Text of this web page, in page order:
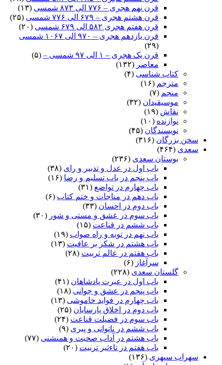
قرن نهم هجری – ۷۷۶ الی ۸۷۳ شمسی
(۱۳)
قرن هشتم هجری – ۶۷۹ الی ۷۷۶ شمسی
(۲۵)
قرن هفتم هجری ۵۸۲ الی ۶۷۹ شمسی
(۲۰)
قرن یازدهم هجری – ۹۷۰ الی ۱۰۶۷ شمسی
(۲۹)
قرن یک هجری – ۱ الی ۹۷ شمسی –
(۵)
معاصر (۱۳۲)
کتاب شناسی (۴)
مترجم (۱۶)
منجم (۷)
موسیقیدان (۳۲)
نقاش (۱۹)
نوازنده (۱۰)
نویسندگان (۴۵)
سخن بزرگان (۳۱۶)
سعدی (۴۶۴)
بوستان سعدی (۲۳۶)
باب اول در عدل و تدبیر و رای (۳۸)
باب پنجم در باب تسلیم و رضا (۱۶)
باب چهارم در تواضع (۳۱)
باب دهم در مناجات و ختم کتاب (۶)
باب دوم در احسان (۳۳)
باب سوم در عشق و مستی و شور (۳۰)
باب ششم در قناعت (۱۵)
باب نهم در توبه و راه صواب (۱۹)
باب هشتم در شکر بر عافیت (۱۳)
باب هفتم در عالم تربیت (۲۸)
سرآغاز (۶)
گلستان سعدی (۲۲۸)
باب اول در عبرت پادشاهان (۴۱)
باب پنجم در عشق و جوانى (۱۸)
باب چهارم در فواید خاموشى (۱۳)
باب دوم در اخلاق پارسایان (۲۵)
باب سوم در فضیلت قناعت (۲۴)
باب ششم در ناتوانى و پیرى (۹)
باب هشتم در آداب صحبت و همنشنى (۷۷)
باب هفتم در تاءثیر تربیت (۲۰)
سهراب سپهری (۱۳۶)